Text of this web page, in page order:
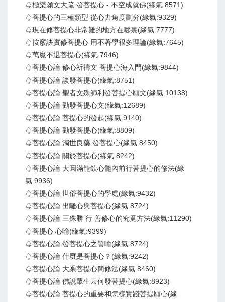
♤極樂願文大疏 發菩提心 - 不空成就佛(緣氣:8571)
♤菩提心的三種類型 從心力角度劃分(緣氣:9329)
♤現在修菩提心非常難的地方在哪裏(緣氣:7777)
♤按竅訣實修菩提心 用不著學很多理論(緣氣:7645)
♤萬魔不退菩提心(緣氣:7946)
♤菩提心論 修心祈禱文 菩提心海入門(緣氣:9844)
♤菩提心論 談發菩提心(緣氣:8751)
♤菩提心論 聖者文殊師利發菩提心願文(緣氣:10138)
♤菩提心論 勸發菩提心文(緣氣:12689)
♤菩提心論 菩提心的發起(緣氣:9140)
♤菩提心論 勸發菩提心(緣氣:8809)
♤菩提心論 濁世良藥 發菩提心(緣氣:8450)
♤菩提心論 關於菩提心(緣氣:8242)
♤菩提心論 大圓滿龍欽心髓內前行菩提心的修法(緣
氣:9936)
♤菩提心論 世俗菩提心的學處(緣氣:9432)
♤菩提心論 出離心與菩提心(緣氣:8724)
♤菩提心論 三殊勝 行 善修心的究竟方法(緣氣:11290)
♤菩提心 心喻(緣氣:9399)
♤菩提心論 發菩提心之譬喻(緣氣:8724)
♤菩提心論 什麼是菩提心？(緣氣:9242)
♤菩提心論 大乘菩提心簡修法(緣氣:8460)
♤菩提心論 佛說眾生云何發菩提心(緣氣:8923)
♤菩提心論 菩提心的重要和怎樣實踐菩提願心(緣